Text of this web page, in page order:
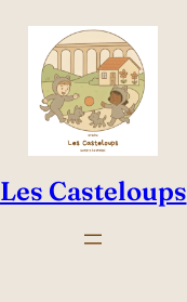
Les Casteloups